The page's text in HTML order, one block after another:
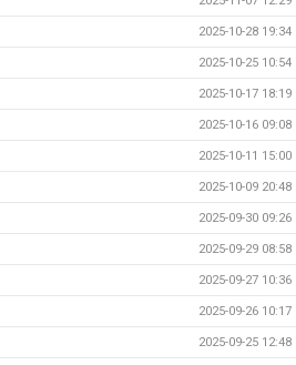
2025-10-28 19:34
2025-10-25 10:54
2025-10-17 18:19
2025-10-16 09:08
2025-10-11 15:00
2025-10-09 20:48
2025-09-30 09:26
2025-09-29 08:58
2025-09-27 10:36
2025-09-26 10:17
2025-09-25 12:48